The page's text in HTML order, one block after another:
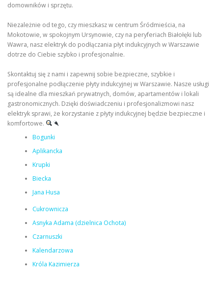
domowników i sprzętu.
Niezależnie od tego, czy mieszkasz w centrum Śródmieścia, na
Mokotowie, w spokojnym Ursynowie, czy na peryferiach Białołęki lub
Wawra, nasz elektryk do podłączania płyt indukcyjnych w Warszawie
dotrze do Ciebie szybko i profesjonalnie.
Skontaktuj się z nami i zapewnij sobie bezpieczne, szybkie i
profesjonalne podłączenie płyty indukcyjnej w Warszawie. Nasze usługi
są idealne dla mieszkań prywatnych, domów, apartamentów i lokali
gastronomicznych. Dzięki doświadczeniu i profesjonalizmowi nasz
elektryk sprawi, że korzystanie z płyty indukcyjnej będzie bezpieczne i
komfortowe.
Bogunki
Aplikancka
Krupki
Biecka
Jana Husa
Cukrownicza
Asnyka Adama (dzielnica Ochota)
Czarnuszki
Kalendarzowa
Króla Kazimierza